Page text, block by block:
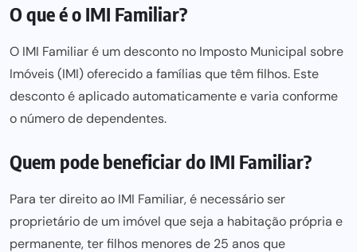
O que é o IMI Familiar?
O IMI Familiar é um desconto no Imposto Municipal sobre
Imóveis (IMI) oferecido a famílias que têm filhos. Este
desconto é aplicado automaticamente e varia conforme
o número de dependentes.
Quem pode beneficiar do IMI Familiar?
Para ter direito ao IMI Familiar, é necessário ser
proprietário de um imóvel que seja a habitação própria e
permanente, ter filhos menores de 25 anos que